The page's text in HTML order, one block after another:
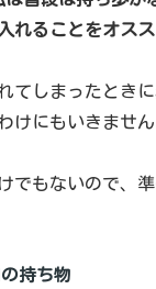
れることをオスス
てしまったとき
けにもいきません
でもないので、
持ち物